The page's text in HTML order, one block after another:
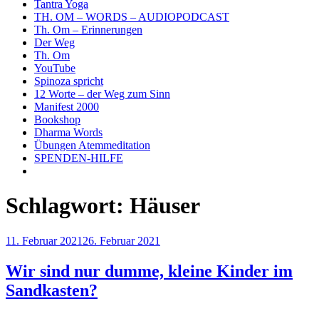
Tantra Yoga
TH. OM – WORDS – AUDIOPODCAST
Th. Om – Erinnerungen
Der Weg
Th. Om
YouTube
Spinoza spricht
12 Worte – der Weg zum Sinn
Manifest 2000
Bookshop
Dharma Words
Übungen Atemmeditation
SPENDEN-HILFE
Schlagwort: Häuser
Veröffentlicht
11. Februar 2021 26. Februar 2021
Wir sind nur dumme, kleine Kinder im
Sandkasten?